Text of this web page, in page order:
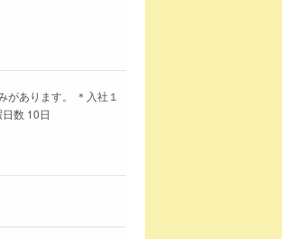
あります。 ＊入社１
数 10日